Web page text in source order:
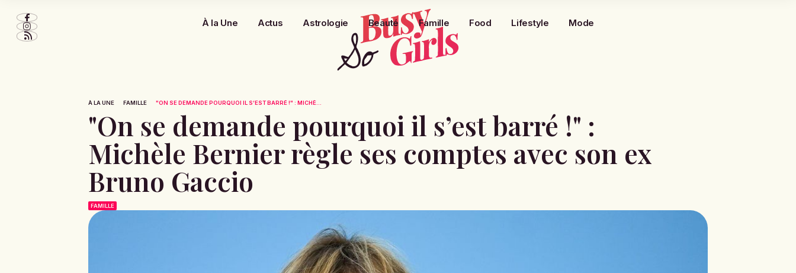
À la Une Actus Astrologie Beauté Famille Food Lifestyle Mode
À LA UNE FAMILLE "ON SE DEMANDE POURQUOI IL S’EST BARRÉ !" : MICHÈ...
"On se demande pourquoi il s’est barré !" :
Michèle Bernier règle ses comptes avec son ex
Bruno Gaccio
FAMILLE